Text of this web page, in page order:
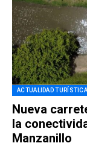
ACTUALIDAD TURÍSTICA
Nueva
la
Manzanillo